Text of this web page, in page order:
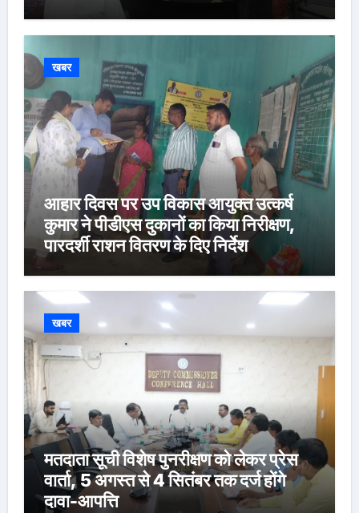
खबर
आहार दिवस पर उप विकास आयुक्त उत्कर्ष
कुमार ने पीडीएस दुकानों का किया निरीक्षण,
पारदर्शी राशन वितरण के दिए निर्देश
खबर
मतदाता सूची विशेष पुनरीक्षण को लेकर प्रेस
वार्ता, 5 अगस्त से 4 सितंबर तक दर्ज होंगे
दावा-आपत्ति